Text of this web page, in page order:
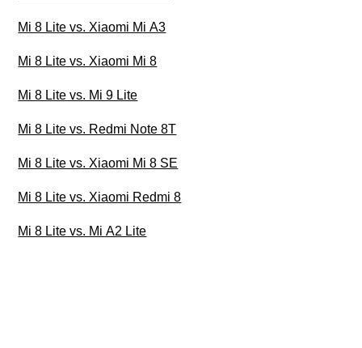
Mi 8 Lite vs. Xiaomi Mi A3
Mi 8 Lite vs. Xiaomi Mi 8
Mi 8 Lite vs. Mi 9 Lite
Mi 8 Lite vs. Redmi Note 8T
Mi 8 Lite vs. Xiaomi Mi 8 SE
Mi 8 Lite vs. Xiaomi Redmi 8
Mi 8 Lite vs. Mi A2 Lite